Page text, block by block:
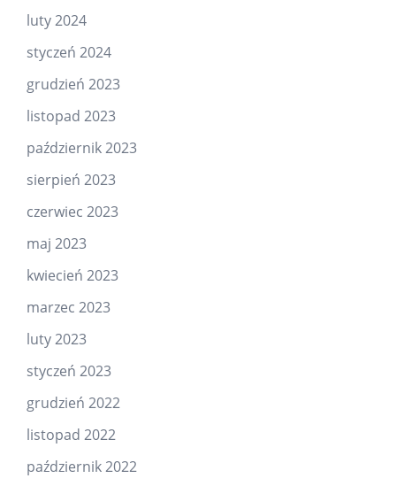
luty 2024
styczeń 2024
grudzień 2023
listopad 2023
październik 2023
sierpień 2023
czerwiec 2023
maj 2023
kwiecień 2023
marzec 2023
luty 2023
styczeń 2023
grudzień 2022
listopad 2022
październik 2022